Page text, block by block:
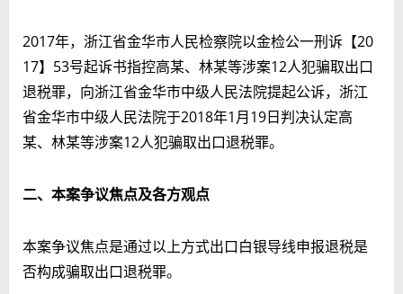
2017年，浙江省金华市人民检察院以金检公一刑诉【20
17】53号起诉书指控高某、林某等涉案12人犯骗取出口
退税罪，向浙江省金华市中级人民法院提起公诉，浙江
省金华市中级人民法院于2018年1月19日判决认定高
某、林某等涉案12人犯骗取出口退税罪。
二、本案争议焦点及各方观点
本案争议焦点是通过以上方式出口白银导线申报退税是
否构成骗取出口退税罪。